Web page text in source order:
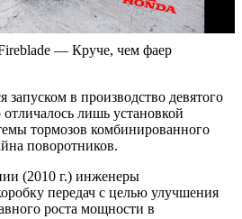
— Круче, чем фаер
запуском в производство девятого
лишь установкой
тормозов комбинированного
поворотников.
(2010 г.) инженеры
передач с целью улучшения
роста мощности в